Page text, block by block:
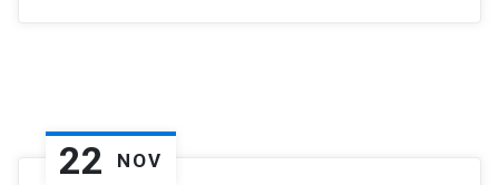
22 NOV